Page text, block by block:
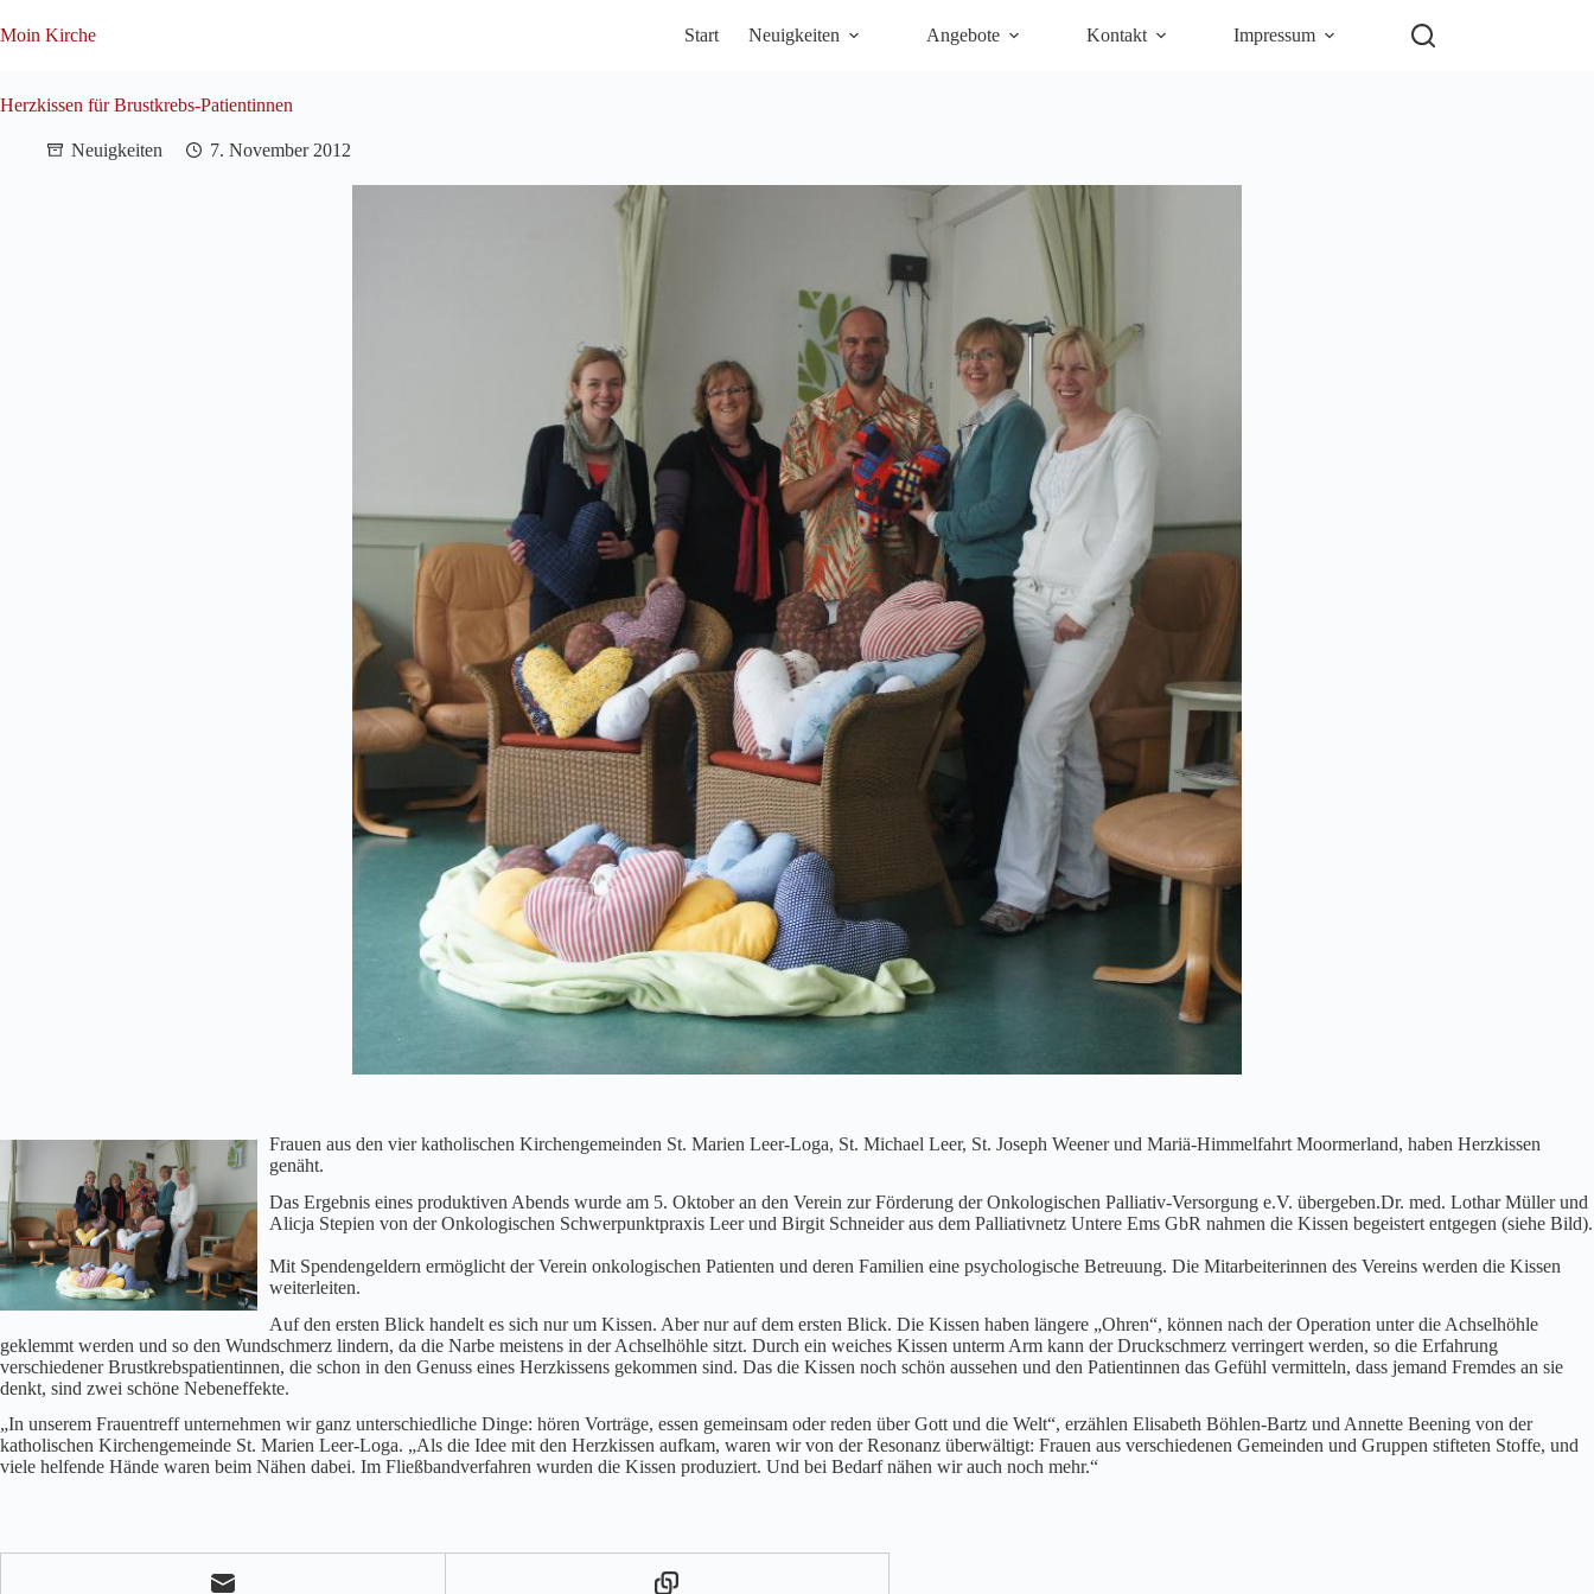
Inhalt
Moin Kirche Start Neuigkeiten Angebote Kontakt Impressum
Herzkissen für Brustkrebs-Patientinnen
Neuigkeiten 7. November 2012
Frauen aus den vier katholischen Kirchengemeinden St. Marien Leer-Loga, St. Michael Leer, St. Joseph Weener und Mariä-Himmelfahrt Moormerland, haben Herzkissen
genäht.
Das Ergebnis eines produktiven Abends wurde am 5. Oktober an den Verein zur Förderung der Onkologischen Palliativ-Versorgung e.V. übergeben.Dr. med. Lothar Müller und
Alicja Stepien von der Onkologischen Schwerpunktpraxis Leer und Birgit Schneider aus dem Palliativnetz Untere Ems GbR nahmen die Kissen begeistert entgegen (siehe Bild).
Mit Spendengeldern ermöglicht der Verein onkologischen Patienten und deren Familien eine psychologische Betreuung. Die Mitarbeiterinnen des Vereins werden die Kissen
weiterleiten.
Auf den ersten Blick handelt es sich nur um Kissen. Aber nur auf dem ersten Blick. Die Kissen haben längere „Ohren“, können nach der Operation unter die Achselhöhle
geklemmt werden und so den Wundschmerz lindern, da die Narbe meistens in der Achselhöhle sitzt. Durch ein weiches Kissen unterm Arm kann der Druckschmerz verringert werden, so die Erfahrung
verschiedener Brustkrebspatientinnen, die schon in den Genuss eines Herzkissens gekommen sind. Das die Kissen noch schön aussehen und den Patientinnen das Gefühl vermitteln, dass jemand Fremdes an sie
denkt, sind zwei schöne Nebeneffekte.
„In unserem Frauentreff unternehmen wir ganz unterschiedliche Dinge: hören Vorträge, essen gemeinsam oder reden über Gott und die Welt“, erzählen Elisabeth Böhlen-Bartz und Annette Beening von der
katholischen Kirchengemeinde St. Marien Leer-Loga. „Als die Idee mit den Herzkissen aufkam, waren wir von der Resonanz überwältigt: Frauen aus verschiedenen Gemeinden und Gruppen stifteten Stoffe, und
viele helfende Hände waren beim Nähen dabei. Im Fließbandverfahren wurden die Kissen produziert. Und bei Bedarf nähen wir auch noch mehr.“